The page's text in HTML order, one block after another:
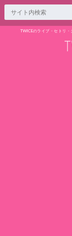
TWICEのライブ・セトリ